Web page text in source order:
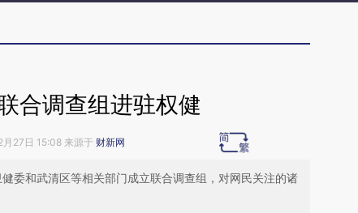
合调查组进驻权健
月27日 15:08 来源于 财新网
委和武清区等相关部门成立联合调查组，对网民关注的诸